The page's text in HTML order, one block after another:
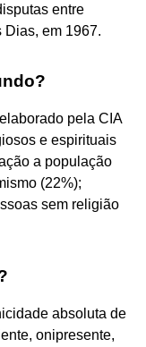
entre
Dias, em 1967.
pela CIA
e espirituais
a população
(22%);
sem religião
absoluta de
onipresente,